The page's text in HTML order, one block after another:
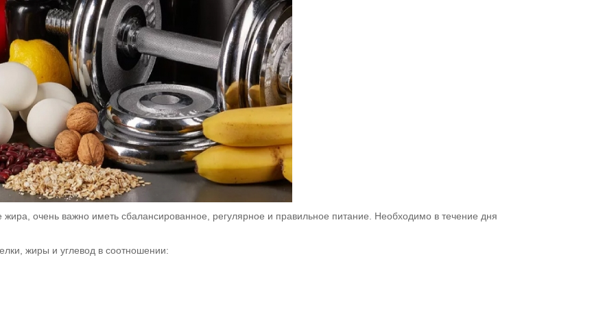
очень важно иметь сбалансированное, регулярное и правильное питание. Необходимо в течение дня
жиры и углевод в соотношении: